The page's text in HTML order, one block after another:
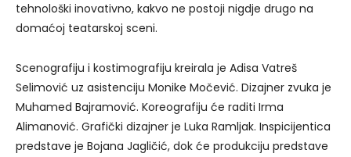
tehnološki inovativno, kakvo ne postoji nigdje drugo na
domaćoj teatarskoj sceni.
Scenografiju i kostimografiju kreirala je Adisa Vatreš
Selimović uz asistenciju Monike Močević. Dizajner zvuka je
Muhamed Bajramović. Koreografiju će raditi Irma
Alimanović. Grafički dizajner je Luka Ramljak. Inspicijentica
predstave je Bojana Jagličić, dok će produkciju predstave